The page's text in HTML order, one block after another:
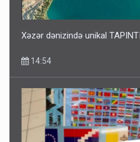
Xəzər dənizində unikal
14:54